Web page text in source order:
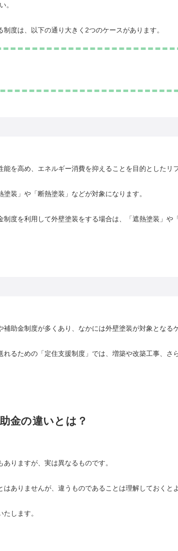
。
度は、以下の通り大きく2つのケースがあります。
を高め、エネルギー消費を抑えることを目的としたリ
装」や「断熱塗装」などが対象になります。
度を利用して外壁塗装をする場合は、「遮熱塗装」や
助金制度が多くあり、なかには外壁塗装が対象となる
るための「定住支援制度」では、増築や改築工事、さ
金の違いとは？
りますが、実は異なるものです。
ありませんが、違うものであることは理解しておくと
します。